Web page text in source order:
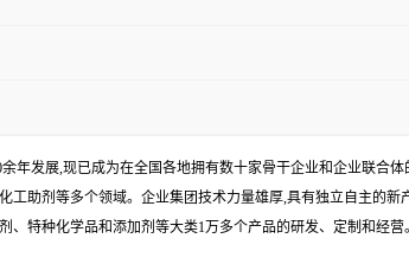
年发展,现已成为在全国各地拥有数十家骨干企业和企业联合
助剂等多个领域。企业集团技术力量雄厚,具有独立自主的
特种化学品和添加剂等大类1万多个产品的研发、定制和经营